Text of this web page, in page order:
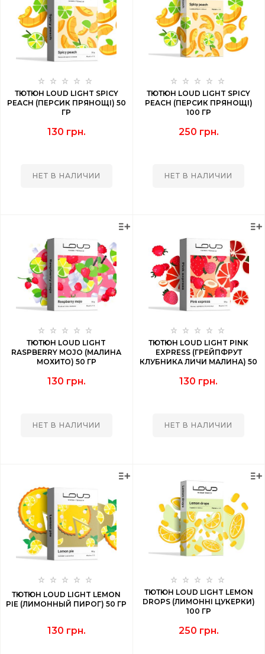
ТЮТЮН LOUD LIGHT SPICY
PEACH (ПЕРСИК ПРЯНОЩІ) 50
ГР
130 грн.
НЕТ В НАЛИЧИИ
ТЮТЮН LOUD LIGHT SPICY
PEACH (ПЕРСИК ПРЯНОЩІ)
100 ГР
250 грн.
НЕТ В НАЛИЧИИ
ТЮТЮН LOUD LIGHT
RASPBERRY MOJO (МАЛИНА
МОХИТО) 50 ГР
130 грн.
НЕТ В НАЛИЧИИ
ТЮТЮН LOUD LIGHT PINK
EXPRESS (ГРЕЙПФРУТ
КЛУБНИКА ЛИЧИ МАЛИНА) 50
130 грн.
НЕТ В НАЛИЧИИ
ТЮТЮН LOUD LIGHT LEMON
PIE (ЛИМОННЫЙ ПИРОГ) 50 ГР
130 грн.
ТЮТЮН LOUD LIGHT LEMON
DROPS (ЛИМОННІ ЦУКЕРКИ)
100 ГР
250 грн.